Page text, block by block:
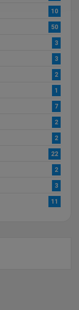
10
50
3
3
2
1
7
2
2
22
2
3
11